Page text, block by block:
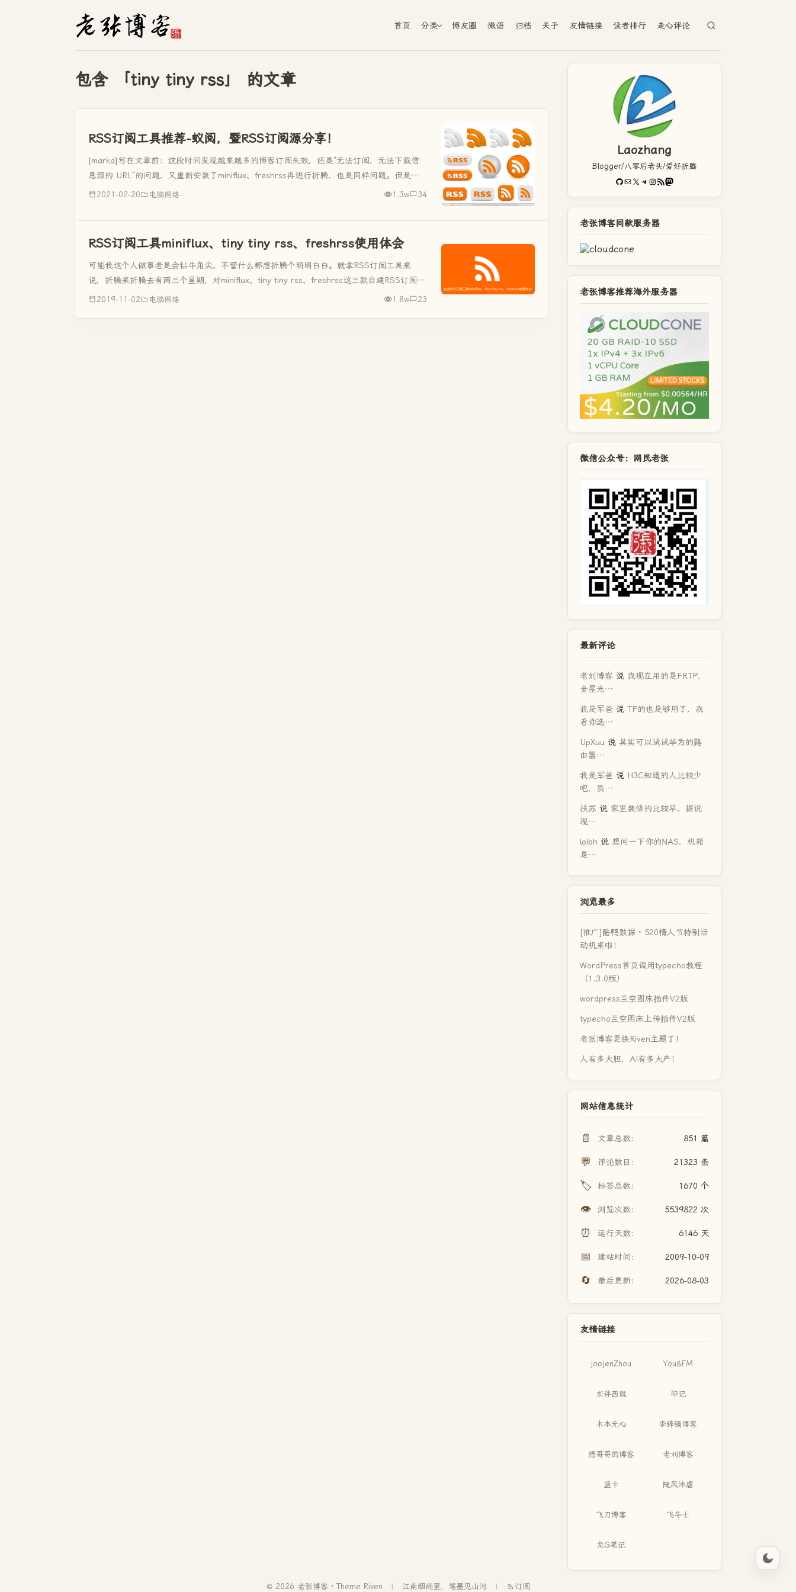
首页 分类 博友圈 微语 归档 关于 友情链接 读者排行 走心评论
包含 「tiny tiny rss」 的文章
RSS订阅工具推荐-蚁阅，暨RSS订阅源分享！
[markd]写在文章前：这段时间发现越来越多的博客订阅失效，还是“无法订阅，无法下载信
息源的 URL”的问题，又重新安装了miniflux、freshrss再进行折腾，也是同样问题。但是这
些订阅源在Inoreader却是很正常，在蚁阅...
2021-02-20 电脑网络 1.3w 34
RSS订阅工具miniflux、tiny tiny rss、freshrss使用体会
可能我这个人做事老是会钻牛角尖，不管什么都想折腾个明明白白。就拿RSS订阅工具来
说，折腾来折腾去有两三个星期，对miniflux、tiny tiny rss、freshrss这三款自建RSS订阅工
具全都安装了一次，全都导入了两百多个订阅...
2019-11-02 电脑网络 1.8w 23
Laozhang
Blogger/八零后老头/爱好折腾
GitHub
电子邮件X Telegram
Instagram
RSS FeedMastodon
老张博客同款服务器
老张博客推荐海外服务器
微信公众号：网民老张
最新评论
老刘博客 说 我现在用的是FRTP，
全屋光…
我是军爸 说 TP的也是够用了，我
看你选…
UpXuu 说 其实可以试试华为的路
由器…
我是军爸 说 H3C知道的人比较少
吧，质…
扶苏 说 家里装修的比较早，据说
现…
loibh 说 想问一下你的NAS，机箱
是…
浏览最多
[推广]酷鸭数据 · 520情人节特别活
动机来啦！
WordPress首页调用typecho教程
（1.3.0版）
wordpress兰空图床插件V2版
typecho兰空图床上传插件V2版
老张博客更换Riven主题了！
人有多大胆，AI有多大产！
网站信息统计
📄 文章总数： 851 篇
💬 评论数目： 21323 条
🏷️ 标签总数： 1670 个
👁️ 浏览次数： 5539822 次
⏰ 运行天数： 6146 天
📅 建站时间： 2009-10-09
🔄 最后更新： 2026-08-03
友情链接
joojenZhou You&FM
东评西就 印记
木本无心 李锋镝博客
缙哥哥的博客 老刘博客
蓝卡 随风沐虐
飞刀博客 飞牛士
龙G笔记
© 2026 老张博客 · Theme Riven 江南烟雨里，笔墨见山河 订阅